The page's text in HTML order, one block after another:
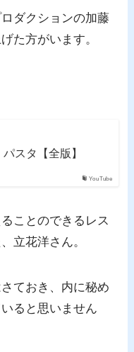
ダクションの加藤
た方がいます。
YouTube
スタ【全版】
ことのできるレス
立花洋さん。
ておき、内に秘め
ると思いません